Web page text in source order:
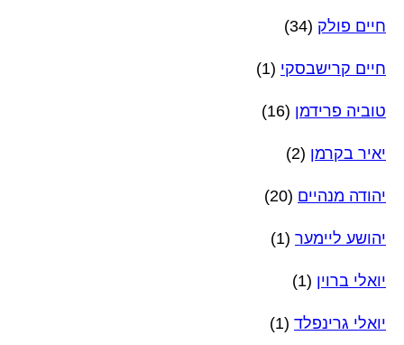
חיים פולק (34)
חיים קרישבסקי (1)
טוביה פרידמן (16)
יאיר בקרמן (2)
יהודה מנהיים (20)
יהושע ליימער (1)
יואלי ברוין (1)
יואלי גרינפלד (1)